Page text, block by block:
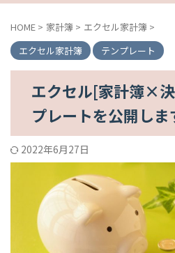
HOME > 家計簿 > エクセル家計簿 >
エクセル家計簿
テンプレート
エクセル[家計簿×
プレートを公開しま
2022年6月27日